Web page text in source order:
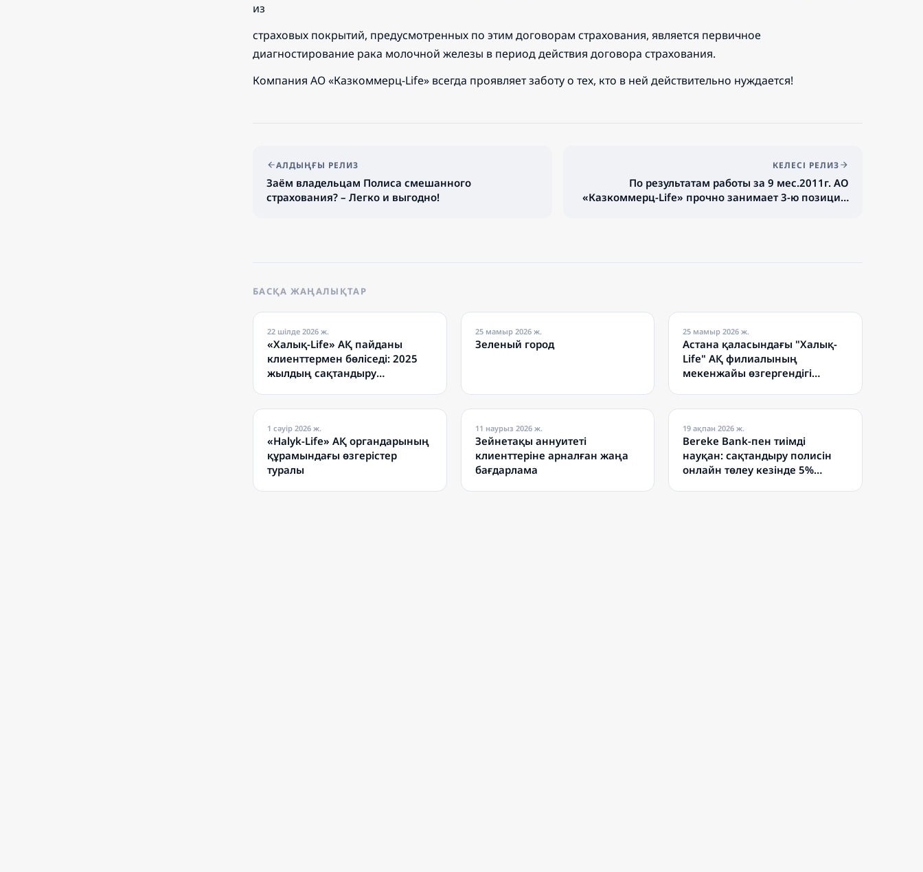
из
страховых покрытий, предусмотренных по этим договорам страхования, является первичное
диагностирование рака молочной железы в период действия договора страхования.
Компания АО «Казкоммерц-Life» всегда проявляет заботу о тех, кто в ней действительно нуждается!
АЛДЫҢҒЫ РЕЛИЗ
Заём владельцам Полиса смешанного
страхования? – Легко и выгодно!
КЕЛЕСІ РЕЛИЗ
По результатам работы за 9 мес.2011г. АО
«Казкоммерц-Life» прочно занимает 3-ю позицию
БАСҚА ЖАҢАЛЫҚТАР
22 шілде 2026 ж.
«Халық-Life» АҚ пайданы
клиенттермен бөліседі: 2025
жылдың сақтандыру
25 мамыр 2026 ж.
Зеленый город
25 мамыр 2026 ж.
Астана қаласындағы "Халық-
Life" АҚ филиалының
мекенжайы өзгергендігі
1 сәуір 2026 ж.
«Halyk-Life» АҚ органдарының
құрамындағы өзгерістер
туралы
11 наурыз 2026 ж.
Зейнетақы аннуитеті
клиенттеріне арналған жаңа
бағдарлама
19 ақпан 2026 ж.
Bereke Bank-пен тиімді
науқан: сақтандыру полисін
онлайн төлеу кезінде 5%